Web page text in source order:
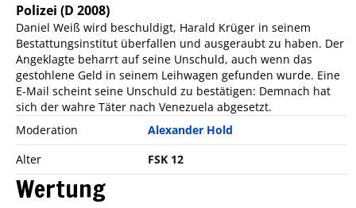
Polizei (D 2008)
Daniel Weiß wird beschuldigt, Harald Krüger in seinem
Bestattungsinstitut überfallen und ausgeraubt zu haben. Der
Angeklagte beharrt auf seine Unschuld, auch wenn das
gestohlene Geld in seinem Leihwagen gefunden wurde. Eine
E-Mail scheint seine Unschuld zu bestätigen: Demnach hat
sich der wahre Täter nach Venezuela abgesetzt.
Moderation
Alexander Hold
Alter
FSK 12
Wertung